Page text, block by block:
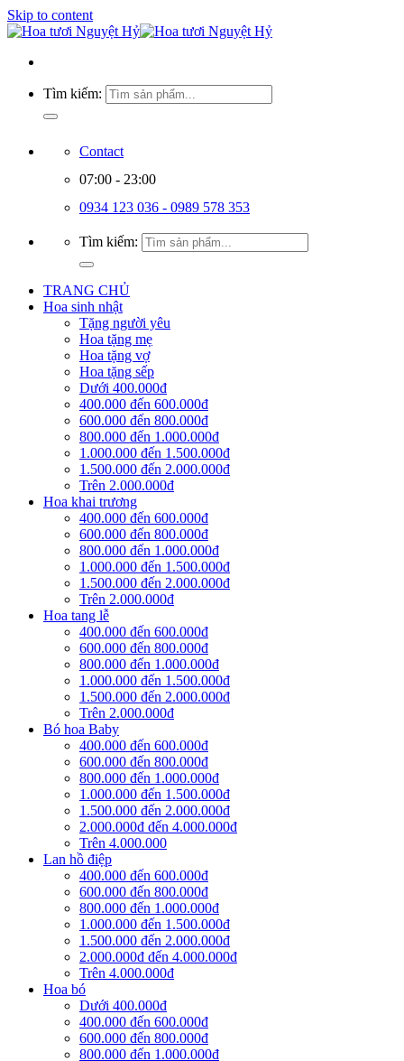
Skip to content
Tìm kiếm:
Contact
07:00 - 23:00
0934 123 036 - 0989 578 353
Tìm kiếm:
TRANG CHỦ
Hoa sinh nhật
Tặng người yêu
Hoa tặng mẹ
Hoa tặng vợ
Hoa tặng sếp
Dưới 400.000đ
400.000 đến 600.000đ
600.000 đến 800.000đ
800.000 đến 1.000.000đ
1.000.000 đến 1.500.000đ
1.500.000 đến 2.000.000đ
Trên 2.000.000đ
Hoa khai trương
400.000 đến 600.000đ
600.000 đến 800.000đ
800.000 đến 1.000.000đ
1.000.000 đến 1.500.000đ
1.500.000 đến 2.000.000đ
Trên 2.000.000đ
Hoa tang lễ
400.000 đến 600.000đ
600.000 đến 800.000đ
800.000 đến 1.000.000đ
1.000.000 đến 1.500.000đ
1.500.000 đến 2.000.000đ
Trên 2.000.000đ
Bó hoa Baby
400.000 đến 600.000đ
600.000 đến 800.000đ
800.000 đến 1.000.000đ
1.000.000 đến 1.500.000đ
1.500.000 đến 2.000.000đ
2.000.000đ đến 4.000.000đ
Trên 4.000.000
Lan hồ điệp
400.000 đến 600.000đ
600.000 đến 800.000đ
800.000 đến 1.000.000đ
1.000.000 đến 1.500.000đ
1.500.000 đến 2.000.000đ
2.000.000đ đến 4.000.000đ
Trên 4.000.000đ
Hoa bó
Dưới 400.000đ
400.000 đến 600.000đ
600.000 đến 800.000đ
800.000 đến 1.000.000đ